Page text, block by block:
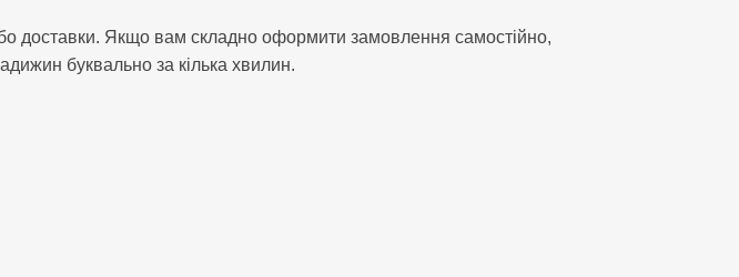
доставки. Якщо вам складно оформити замовлення самостійно,
буквально за кілька хвилин.